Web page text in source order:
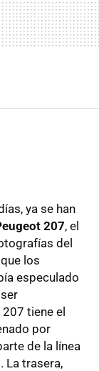
ya se han
207, el
del
los
especulado
tiene el
por
de la línea
La trasera,